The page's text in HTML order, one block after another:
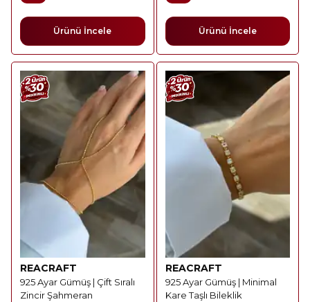
Ürünü İncele Ürünü İncele
REACRAFT
925 Ayar Gümüş | Çift Sıralı
Zincir Şahmeran
REACRAFT
925 Ayar Gümüş | Minimal
Kare Taşlı Bileklik